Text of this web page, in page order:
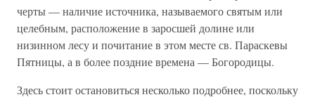
черты — наличие источника, называемого святым или
целебным, расположение в заросшей долине или
низинном лесу и почитание в этом месте св. Параскевы
Пятницы, а в более поздние времена — Богородицы.
Здесь стоит остановиться несколько подробнее, поскольку